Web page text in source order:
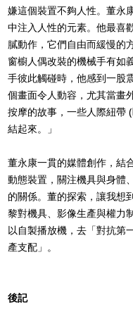
嫌這個裝置不夠人性。董永
中注入人性的元素。他最喜
膩動作，它們自由而緩慢
窗櫥人偶改裝的機械手有如
手彼此觸碰時，他感到一股
個畫面令人動容，尤其當畫
按摩的故事，一些人際紐帶
結起來。」
董永康一貫的媒體創作，結
動態裝置，關注機具與身體
的關係。董的探索，讓我想
黎對機具、影像生產與權力
以自製播放機，去「對抗第
產支配」。
後記